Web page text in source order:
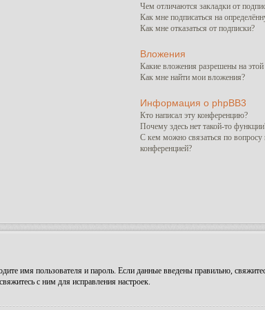
Чем отличаются закладки от
Как мне подписаться на
Как мне отказаться от подписки?
Вложения
Какие вложения разрешены на
Как мне найти мои вложения?
Информация о phpBB3
Кто написал эту конференцию?
Почему здесь нет такой-то
С кем можно связаться по вопросу
конференцией?
имя пользователя и пароль. Если данные введены правильно,
с ним для исправления настроек.